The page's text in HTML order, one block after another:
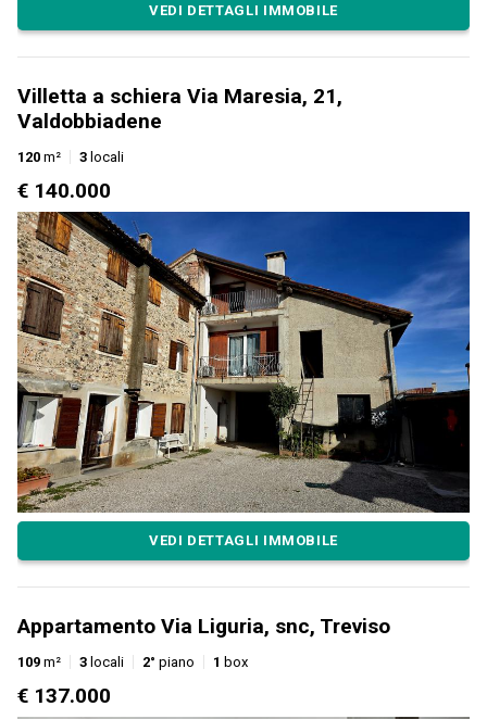
VEDI DETTAGLI IMMOBILE
Villetta a schiera Via Maresia, 21,
Valdobbiadene
120 m² 3 locali
€ 140.000
VEDI DETTAGLI IMMOBILE
Appartamento Via Liguria, snc, Treviso
109 m² 3 locali 2° piano 1 box
€ 137.000